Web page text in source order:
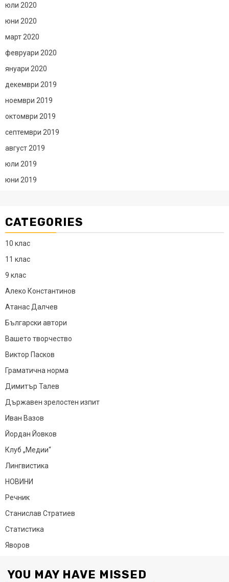
юли 2020
юни 2020
март 2020
февруари 2020
януари 2020
декември 2019
ноември 2019
октомври 2019
септември 2019
август 2019
юли 2019
юни 2019
CATEGORIES
10 клас
11 клас
9 клас
Алеко Константинов
Атанас Далчев
Български автори
Вашето творчество
Виктор Пасков
Граматична норма
Димитър Талев
Държавен зрелостен изпит
Иван Вазов
Йордан Йовков
Клуб „Медии“
Лингвистика
НОВИНИ
Речник
Станислав Стратиев
Статистика
Яворов
YOU MAY HAVE MISSED